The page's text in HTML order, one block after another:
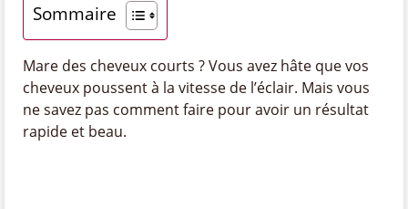
Sommaire
Mare des cheveux courts ? Vous avez hâte que vos
cheveux poussent à la vitesse de l’éclair. Mais vous
ne savez pas comment faire pour avoir un résultat
rapide et beau.